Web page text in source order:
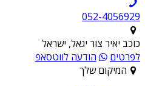
052-4056929
כוכב יאיר צור יגאל, ישראל
לפרטים
הודעה לווטסאפ
המיקום שלך